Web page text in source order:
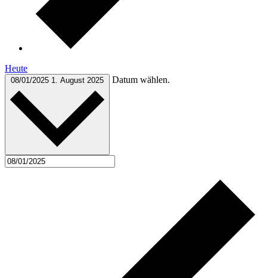
Heute
08/01/2025 1. August 2025 Datum wählen.